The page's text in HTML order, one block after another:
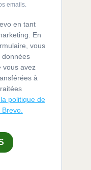
emails.
en tant
En
vous
données
vous avez
à
politique de